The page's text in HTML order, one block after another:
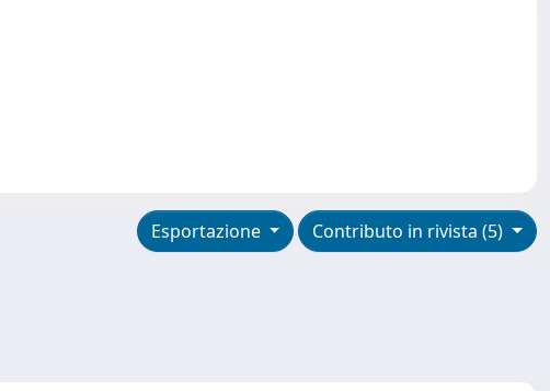
Contributo in rivista (5)
Esportazione